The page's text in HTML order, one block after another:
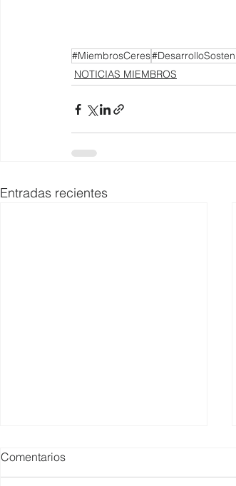
#MiembrosCeres
NOTICIAS MIEMBROS
Entradas recientes
Comentarios